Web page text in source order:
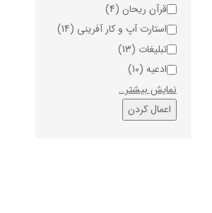
قرآن ریحان (4)
استارت آپ و کار آفرینی (14)
تبلیغات (13)
ادعیه (10)
نمایش بیشتر…
اعمال کردن